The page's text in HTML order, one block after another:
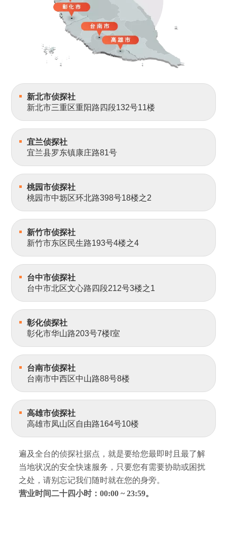
新北市侦探社
新北市三重区重阳路四段132号11楼
宜兰侦探社
宜兰县罗东镇康庄路81号
桃园市侦探社
桃园市中坜区环北路398号18楼之2
新竹市侦探社
新竹市东区民生路193号4楼之4
台中市侦探社
台中市北区文心路四段212号3楼之1
彰化侦探社
彰化市华山路203号7楼I室
台南市侦探社
台南市中西区中山路88号8楼
高雄市侦探社
高雄市凤山区自由路164号10楼
遍及全台的侦探社据点，就是要给您最即时且最了解
当地状况的安全快速服务，只要您有需要协助或困扰
之处，请别忘记我们随时就在您的身旁。
营业时间二十四小时：00:00 ~ 23:59。